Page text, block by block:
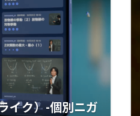
イク）-個別ニガ